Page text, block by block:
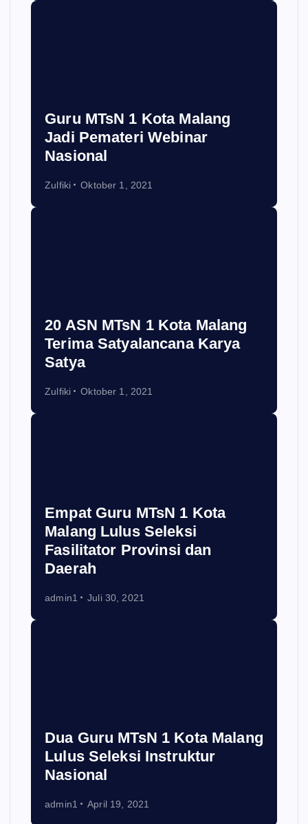
Guru MTsN 1 Kota Malang
Jadi Pemateri Webinar
Nasional
Zulfiki Oktober 1, 2021
20 ASN MTsN 1 Kota Malang
Terima Satyalancana Karya
Satya
Zulfiki Oktober 1, 2021
Empat Guru MTsN 1 Kota
Malang Lulus Seleksi
Fasilitator Provinsi dan
Daerah
admin1 Juli 30, 2021
Dua Guru MTsN 1 Kota Malang
Lulus Seleksi Instruktur
Nasional
admin1 April 19, 2021